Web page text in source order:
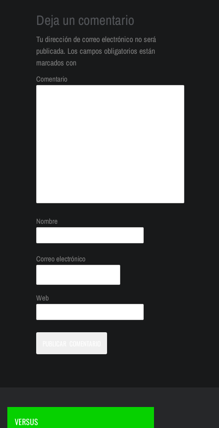
Deja un comentario
Tu dirección de correo electrónico no será
publicada. Los campos obligatorios están
marcados con
Comentario
Nombre
Correo electrónico
Web
VERSUS